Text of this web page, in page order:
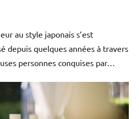
au style japonais s’est
depuis quelques années à travers
personnes conquises par…